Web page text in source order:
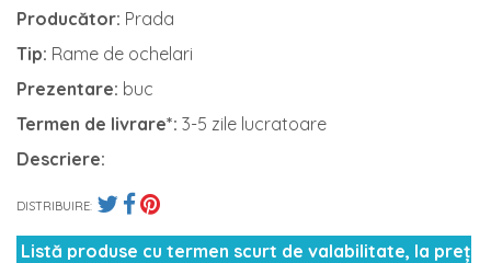
Producător: Prada
Tip: Rame de ochelari
Prezentare: buc
Termen de livrare*: 3-5 zile lucratoare
Descriere:
DISTRIBUIRE:
Listă produse cu termen scurt de valabilitate, la preț